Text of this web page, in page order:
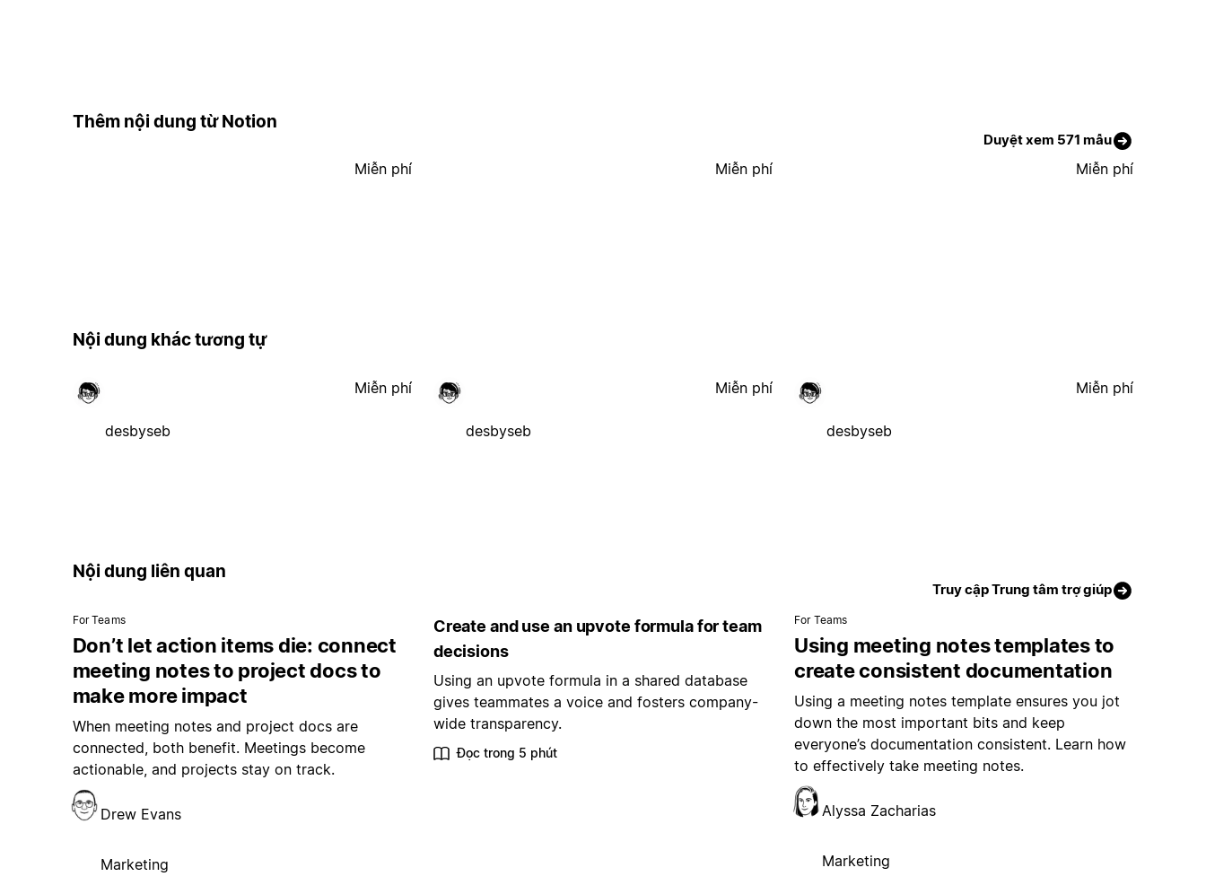
Thêm nội dung từ Notion
Duyệt xem 571 mẫu
Miễn phí Miễn phí Miễn phí
Nội dung khác tương tự
desbyseb
Miễn phí
desbyseb
Miễn phí
desbyseb
Miễn phí
Nội dung liên quan
Truy cập Trung tâm trợ giúp
For Teams
Don’t let action items die: connect
meeting notes to project docs to
make more impact
When meeting notes and project docs are
connected, both benefit. Meetings become
actionable, and projects stay on track.
Drew Evans
Marketing
Create and use an upvote formula for team
decisions
Using an upvote formula in a shared database
gives teammates a voice and fosters company-
wide transparency.
Đọc trong 5 phút
For Teams
Using meeting notes templates to
create consistent documentation
Using a meeting notes template ensures you jot
down the most important bits and keep
everyone’s documentation consistent. Learn how
to effectively take meeting notes.
Alyssa Zacharias
Marketing